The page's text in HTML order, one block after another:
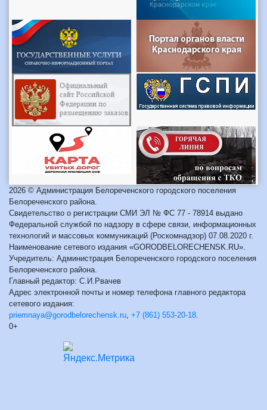
2026 © Администрация Белореченского городского поселения
Белореченского района.
Свидетельство о регистрации СМИ ЭЛ № ФС 77 - 78914 выдано
Федеральной службой по надзору в сфере связи, информационных
технологий и массовых коммуникаций (Роскомнадзор) 07.08.2020 г.
Наименование сетевого издания «GORODBELORECHENSK.RU».
Учредитель: Администрация Белореченского городского поселения
Белореченского района.
Главный редактор: С.И.Рвачев
Адрес электронной почты и номер телефона главного редактора
сетевого издания:
priemnaya@gorodbelorechensk.ru +7 (861) 553-20-18
0+